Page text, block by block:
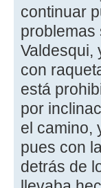
continuar
problemas
Valdesqui,
con
está
por
el camino,
pues con
detrás de